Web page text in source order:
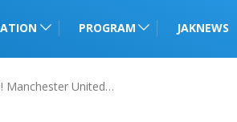
PROGRAM JAKNEWS
Manchester United…